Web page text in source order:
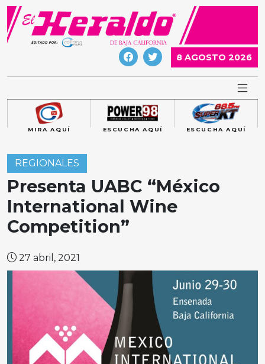
Skip
content
8 AGOSTO 2026
MIRA AQUÍ ESCUCHA AQUÍ ESCUCHA AQUÍ
REGIONALES
Presenta UABC “México
International Wine
Competition”
27 abril, 2021